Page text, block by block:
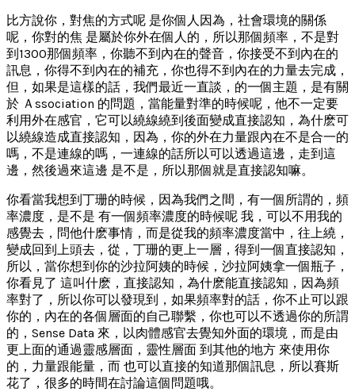
比方說你，對焦的方式呢 是你個人因為，社會環境的關係
呢，你對的焦 是屬於你外在個人的，所以那個頻率，不是對
到1300那個頻率，你聽不到內在的聲音，你接受不到內在的
訊息，你得不到內在的補充，你也得不到內在的力量去完成，
但，如果是這樣的話，我們最近一直談，的一個主題，是有關
於 Ａssociation 的問題，當能量對準的時候呢，他不一定要
利用外在感官，它可以繞線繞到後面變成直接認知，為什麽可
以繞線造成直接認知，因為，你的外在力量跟內在不是合一的
嗎，不是連線的嗎，一連線的話所以可以透過這邊，走到這
邊，然後過來這邊 是不是，所以那個就是直接認知嘛。
你看當我想到丁珊的時候，因為我們之間，有一個所謂的，頻
率濃度，是不是 有一個頻率濃度的時候呢 我，可以不用我的
感覺去，問他什麽事情，而是從我的頻率濃度當中，往上繞，
變成回到上頭去，從，丁珊的更上一層，得到一個直接認知，
所以，當你想到你的沙拉阿姨的時候，沙拉阿姨拿一個瓶子，
你看見了 這叫什麽，直接認知，為什麽能直接認知，因為頻
率對了，所以你可以發現到，如果頻率對的話，你不止可以跟
你的，內在的各個層面的自己聯繫，你也可以不透過你的所謂
的，Sense Data 來，以肉體感官去覺知外面的環境，而是由
更上面的通過靈感層面，靈性層面 到其他的地方 來使用你
的，力量跟能量，而 也可以直接的知道那個訊息，所以賽斯
花了，很多的時間在討論這個問題哦。